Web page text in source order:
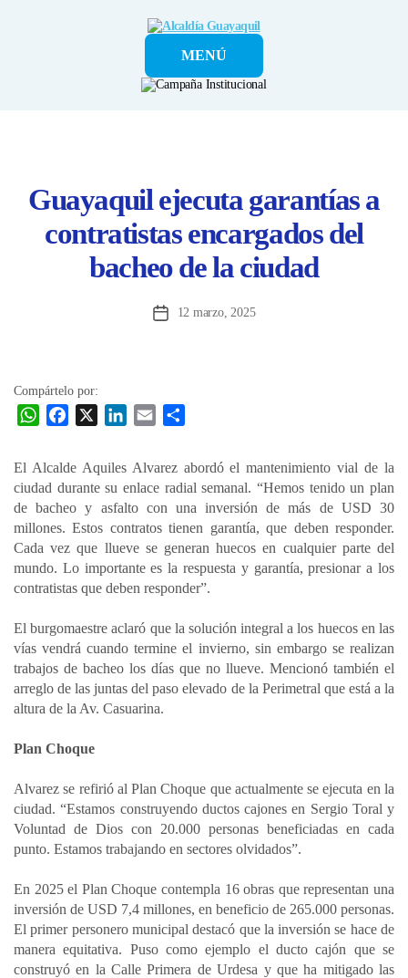
Alcaldía
GuayaquilMENÚ
Guayaquil ejecuta garantías a
contratistas encargados del
bacheo de la ciudad
Fecha12 marzo, 2025
Compártelo por:
W
s
A
p
p
b
o
o
k
e
d
I
n
l
p
a
r
t
i
r
El Alcalde Aquiles Alvarez abordó el mantenimiento vial de la
ciudad durante su enlace radial semanal. “Hemos tenido un plan
de bacheo y asfalto con una inversión de más de USD 30
millones. Estos contratos tienen garantía, que deben responder.
Cada vez que llueve se generan huecos en cualquier parte del
mundo. Lo importante es la respuesta y garantía, presionar a los
contratistas que deben responder”.
El burgomaestre aclaró que la solución integral a los huecos en las
vías vendrá cuando termine el invierno, sin embargo se realizan
trabajos de bacheo los días que no llueve. Mencionó también el
arreglo de las juntas del paso elevado de la Perimetral que está a la
altura de la Av. Casuarina.
Plan Choque
Alvarez se refirió al Plan Choque que actualmente se ejecuta en la
ciudad. “Estamos construyendo ductos cajones en Sergio Toral y
Voluntad de Dios con 20.000 personas beneficiadas en cada
punto. Estamos trabajando en sectores olvidados”.
En 2025 el Plan Choque contempla 16 obras que representan una
inversión de USD 7,4 millones, en beneficio de 265.000 personas.
El primer personero municipal destacó que la inversión se hace de
manera equitativa. Puso como ejemplo el ducto cajón que se
construyó en la Calle Primera de Urdesa y que ha mitigado las